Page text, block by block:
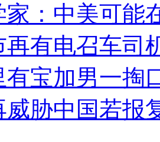
家：中美可能
再有电召车司
有宝加男一掏
威胁中国若报